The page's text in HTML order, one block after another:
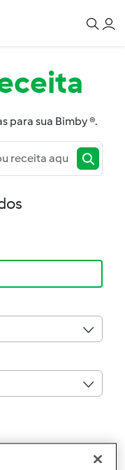
para sua Bimby ®.